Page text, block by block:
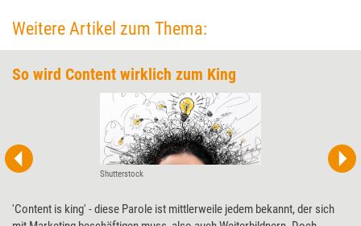
Weitere Artikel zum Thema:
So wird Content wirklich zum King
Shutterstock
'Content is king' - diese Parole ist mittlerweile jedem bekannt, der sich